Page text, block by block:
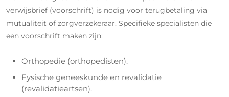
verwijsbrief (voorschrift) is nodig voor terugbetaling via
mutualiteit of zorgverzekeraar. Specifieke specialisten die
een voorschrift maken zijn:
Orthopedie (orthopedisten).
Fysische geneeskunde en revalidatie
(revalidatieartsen).